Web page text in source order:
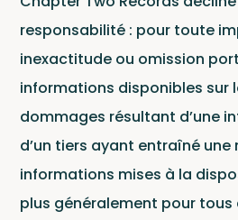
responsabilité : pour toute
inexactitude ou omission
informations disponibles sur
dommages résultant d’une
d’un tiers ayant entraîné
informations mises à la
plus généralement pour